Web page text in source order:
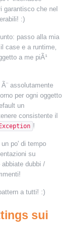
garantisco che nel
:)
passo alla mia
case e a runtime,
a me piÃ¹
assolutamente
per ogni oggetto
un
consistente il
!
po' di tempo
su
dubbi /
a tutti! :)
sui